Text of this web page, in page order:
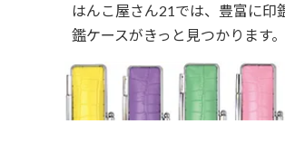
はんこ屋さん21では、豊富に印
鑑ケースがきっと見つかります。